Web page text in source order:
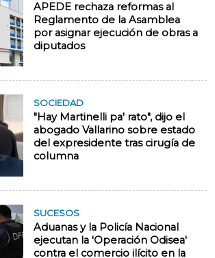
APEDE rechaza reformas al
Reglamento de la Asamblea
por asignar ejecución de obras a
diputados
SOCIEDAD
"Hay Martinelli pa' rato", dijo el
abogado Vallarino sobre estado
del expresidente tras cirugía de
columna
SUCESOS
Aduanas y la Policía Nacional
ejecutan la 'Operación Odisea'
contra el comercio ilícito en la